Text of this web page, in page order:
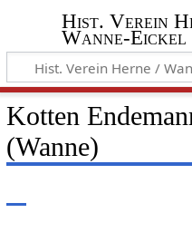
Hist. Verein
Wanne-Eickel
Kotten
(Wanne)